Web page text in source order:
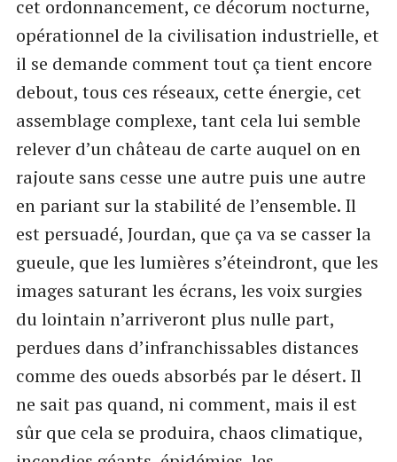
cet ordonnancement, ce décorum nocturne,
opérationnel de la civilisation industrielle, et
il se demande comment tout ça tient encore
debout, tous ces réseaux, cette énergie, cet
assemblage complexe, tant cela lui semble
relever d’un château de carte auquel on en
rajoute sans cesse une autre puis une autre
en pariant sur la stabilité de l’ensemble. Il
est persuadé, Jourdan, que ça va se casser la
gueule, que les lumières s’éteindront, que les
images saturant les écrans, les voix surgies
du lointain n’arriveront plus nulle part,
perdues dans d’infranchissables distances
comme des oueds absorbés par le désert. Il
ne sait pas quand, ni comment, mais il est
sûr que cela se produira, chaos climatique,